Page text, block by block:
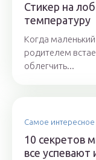
Стикер на
температуру
Когда
родителем
облегчить...
Самое интересное
10 секретов
все успевают